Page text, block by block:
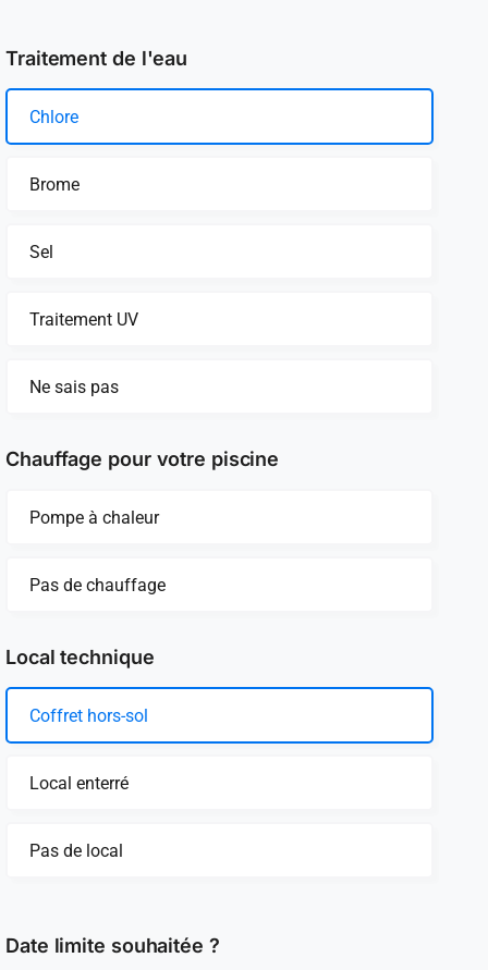
Traitement de l'eau
Chlore
Brome
Sel
Traitement UV
Ne sais pas
Chauffage pour votre piscine
Pompe à chaleur
Pas de chauffage
Local technique
Coffret hors-sol
Local enterré
Pas de local
Date limite souhaitée ?